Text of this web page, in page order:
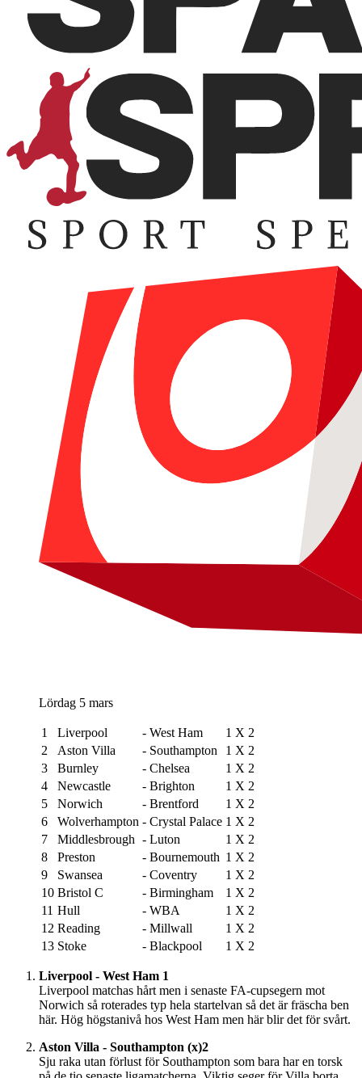
Lördag 5 mars
1 Liverpool - West Ham 1 X 2
2
Aston Villa - Southampton 1 X 2
3
Burnley - Chelsea 1 X 2
4
Newcastle - Brighton 1 X 2
5
Norwich - Brentford 1 X 2
6
Wolverhampton - Crystal Palace 1 X 2
7
Middlesbrough - Luton 1 X 2
8
Preston - Bournemouth 1 X 2
9
Swansea - Coventry 1 X 2
10 Bristol C - Birmingham 1 X 2
11 Hull - WBA 1 X 2
12 Reading - Millwall 1 X 2
13 Stoke - Blackpool 1 X 2
Liverpool - West Ham 1
Liverpool matchas hårt men i senaste FA-cupsegern mot
Norwich så roterades typ hela startelvan så det är fräscha ben
här. Hög högstanivå hos West Ham men här blir det för svårt.
Aston Villa - Southampton (x)2
Sju raka utan förlust för Southampton som bara har en torsk